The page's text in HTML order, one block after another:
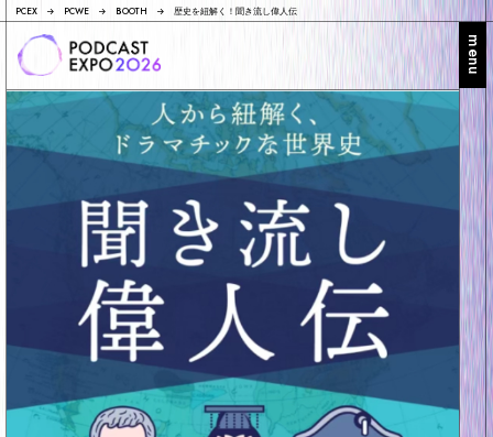
PCEX PCWE BOOTH 歴史を紐解く！聞き流し偉人伝
menu